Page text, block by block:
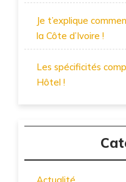
Je t’explique
la Côte d’Ivoire !
Les spécificités
Hôtel !
Actualité